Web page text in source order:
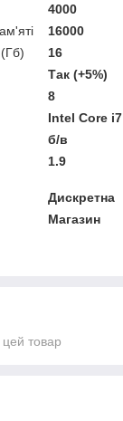
4000
16000
16
Так (+5%)
8
Intel Core i7
б/в
1.9
Дискретна
Магазин
цей товар